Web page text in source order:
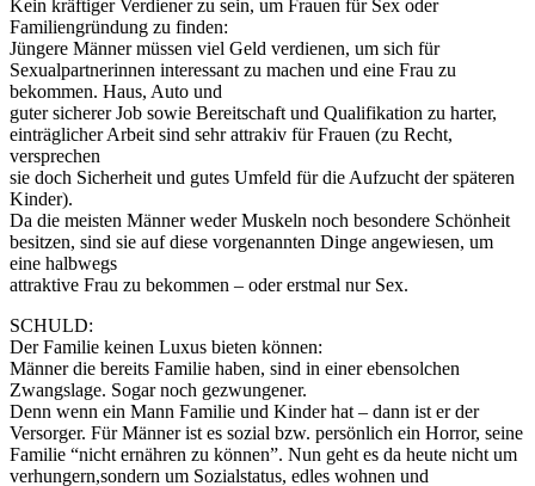
Kein kräftiger Verdiener zu sein, um Frauen für Sex oder
Familiengründung zu finden:
Jüngere Männer müssen viel Geld verdienen, um sich für
Sexualpartnerinnen interessant zu machen und eine Frau zu
bekommen. Haus, Auto und
guter sicherer Job sowie Bereitschaft und Qualifikation zu harter,
einträglicher Arbeit sind sehr attrakiv für Frauen (zu Recht,
versprechen
sie doch Sicherheit und gutes Umfeld für die Aufzucht der späteren
Kinder).
Da die meisten Männer weder Muskeln noch besondere Schönheit
besitzen, sind sie auf diese vorgenannten Dinge angewiesen, um
eine halbwegs
attraktive Frau zu bekommen – oder erstmal nur Sex.
SCHULD:
Der Familie keinen Luxus bieten können:
Männer die bereits Familie haben, sind in einer ebensolchen
Zwangslage. Sogar noch gezwungener.
Denn wenn ein Mann Familie und Kinder hat – dann ist er der
Versorger. Für Männer ist es sozial bzw. persönlich ein Horror, seine
Familie “nicht ernähren zu können”. Nun geht es da heute nicht um
verhungern,sondern um Sozialstatus, edles wohnen und